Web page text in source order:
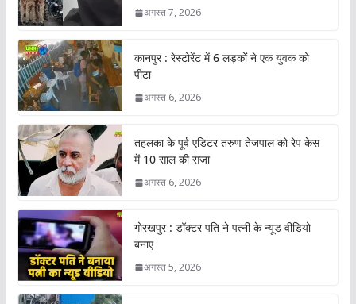
अगस्त 7, 2026
कानपुर : रेस्टोरेंट में 6 लड़कों ने एक युवक को
पीटा
अगस्त 6, 2026
तहलका के पूर्व एडिटर तरुण तेजपाल को रेप केस
में 10 साल की सजा
अगस्त 6, 2026
गोरखपुर : डॉक्टर पति ने पत्नी के न्यूड वीडियो
बनाए
अगस्त 5, 2026